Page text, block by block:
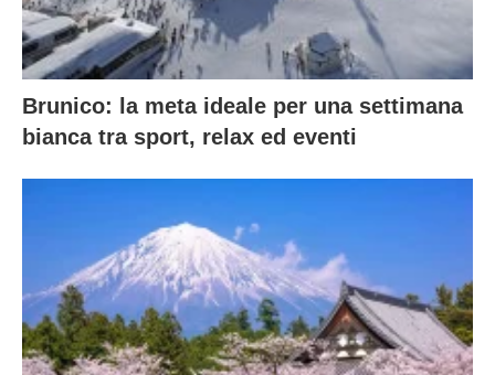
Brunico: la meta ideale per una settimana
bianca tra sport, relax ed eventi